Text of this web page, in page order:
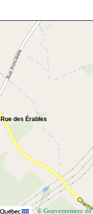
Rue des Érables
© Gouvernement du